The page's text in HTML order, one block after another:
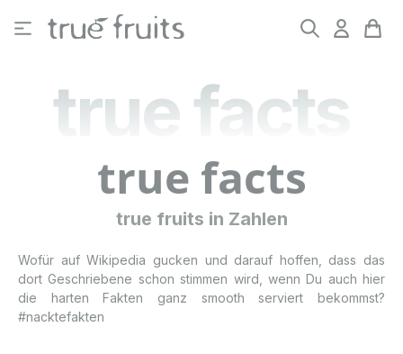
Zum Hauptinhalt springen
true facts
true facts
true fruits in Zahlen
Wofür auf Wikipedia gucken und darauf hoffen, dass das
dort Geschriebene schon stimmen wird, wenn Du auch hier
die harten Fakten ganz smooth serviert bekommst?
#nacktefakten